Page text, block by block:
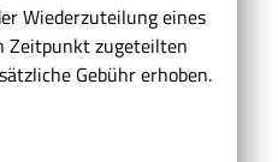
Wiederzuteilung eines
Zeitpunkt zugeteilten
Gebühr erhoben.